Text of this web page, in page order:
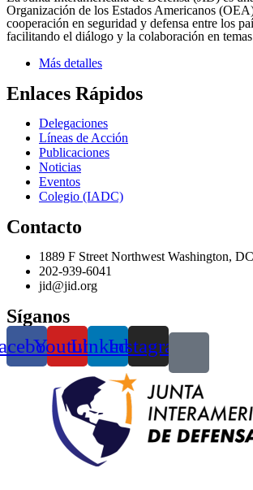
Organización de los Estados Americanos
cooperación en seguridad y defensa entre los
facilitando el diálogo y la colaboración en
Más detalles
Enlaces Rápidos
Delegaciones
Líneas de Acción
Publicaciones
Noticias
Eventos
Colegio (IADC)
Contacto
1889 F Street Northwest Washington,
202-939-6041
jid@jid.org
Síganos
YoutubeLinkedin
Instagram